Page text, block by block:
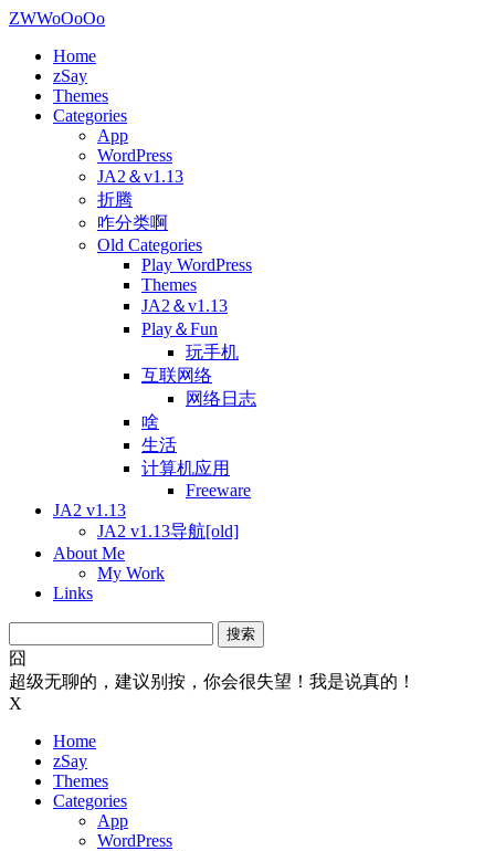
ZWWoOoOo
Home
zSay
Themes
Categories
App
WordPress
JA2＆v1.13
折腾
咋分类啊
Old Categories
Play WordPress
Themes
JA2＆v1.13
Play＆Fun
玩手机
互联网络
网络日志
啥
生活
计算机应用
Freeware
JA2 v1.13
JA2 v1.13导航[old]
About Me
My Work
Links
索：
囧
超级无聊的，建议别按，你会很失望！我是说真的！
X
Home
zSay
Themes
Categories
App
WordPress